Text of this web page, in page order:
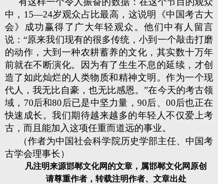
中，15—24岁观众占比最高，这说明《中国考古大
会》成功赢得了广大年轻观众。他们中有人留言
说：“原来我们现有的很多传统，小到一个敲击打磨
的动作，大到一种农耕蓄养的文化，其实数十万年
前就在不断演化。因为有了生生不息的延续，才创
造了如此灿烂的人类物质和精神文明。作为一个现
代人，我无比自豪，也无比感恩。”在今天的考古领
域，70后和80后已是中坚力量，90后、00后也正在
快速成长。我们期待越来越多的年轻人不仅爱上考
古，而且能加入这项任重而道远的事业。
（作者为中国社会科学院历史学部主任、中国考
古学会理事长）
凡注明来源邯郸文化网的文章，属邯郸文化网原创
请尊重作者，转载注明作者、文章出处